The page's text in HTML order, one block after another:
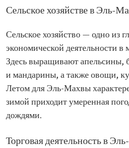
Сельское хозяйстве в Эль-
Сельское хозяйство — одно из
экономической деятельности
Здесь выращивают апельсины,
и мандарины, а также овощи,
Летом для Эль-Махвы
зимой приходит умеренная
дождями.
Торговая деятельность в